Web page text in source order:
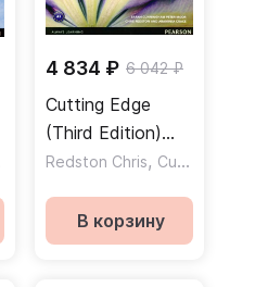
, Moor Peter
4 834 ₽ 6 042 ₽
Cutting Edge
(Third Edition)
Starter Students'
Учебник + DVD
Redston Chris, Cunningham Sarah
В корзину